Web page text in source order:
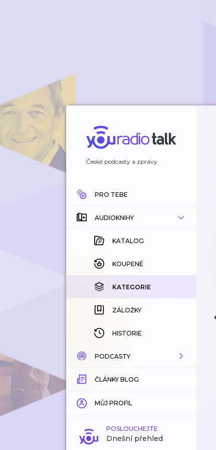
České podcasty a zprávy
PRO TEBE
AUDIOKNIHY
KATALOG
KOUPENÉ
KATEGORIE
ZÁLOŽKY
HISTORIE
PODCASTY
KATALOG
KATEGORIE
ZÁLOŽKY
ČLÁNKY BLOG
MŮJ PROFIL
POSLOUCHEJTE
Dnešní přehled